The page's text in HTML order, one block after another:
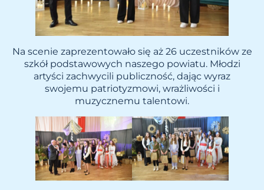
Na scenie zaprezentowało się aż 26 uczestników ze
szkół podstawowych naszego powiatu. Młodzi
artyści zachwycili publiczność, dając wyraz
swojemu patriotyzmowi, wrażliwości i
muzycznemu talentowi.